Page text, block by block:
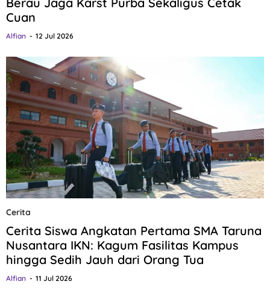
Cuan
Alfian 12 Jul 2026
Cerita
Cerita Siswa Angkatan Pertama SMA Taruna
Nusantara IKN: Kagum Fasilitas Kampus
hingga Sedih Jauh dari Orang Tua
Alfian 11 Jul 2026